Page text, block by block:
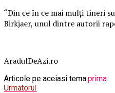
“Din ce în ce mai mulţi tineri
Birkjaer, unul dintre autorii
AradulDeAzi.ro
Articole pe aceiasi tema:prima
Urmatorul